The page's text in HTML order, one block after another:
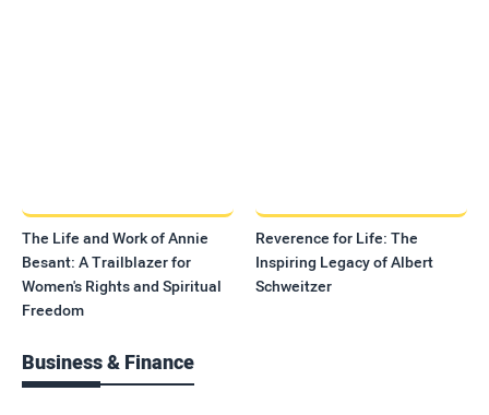
The Life and Work of Annie
Besant: A Trailblazer for
Women's Rights and Spiritual
Freedom
Reverence for Life: The
Inspiring Legacy of Albert
Schweitzer
Business & Finance